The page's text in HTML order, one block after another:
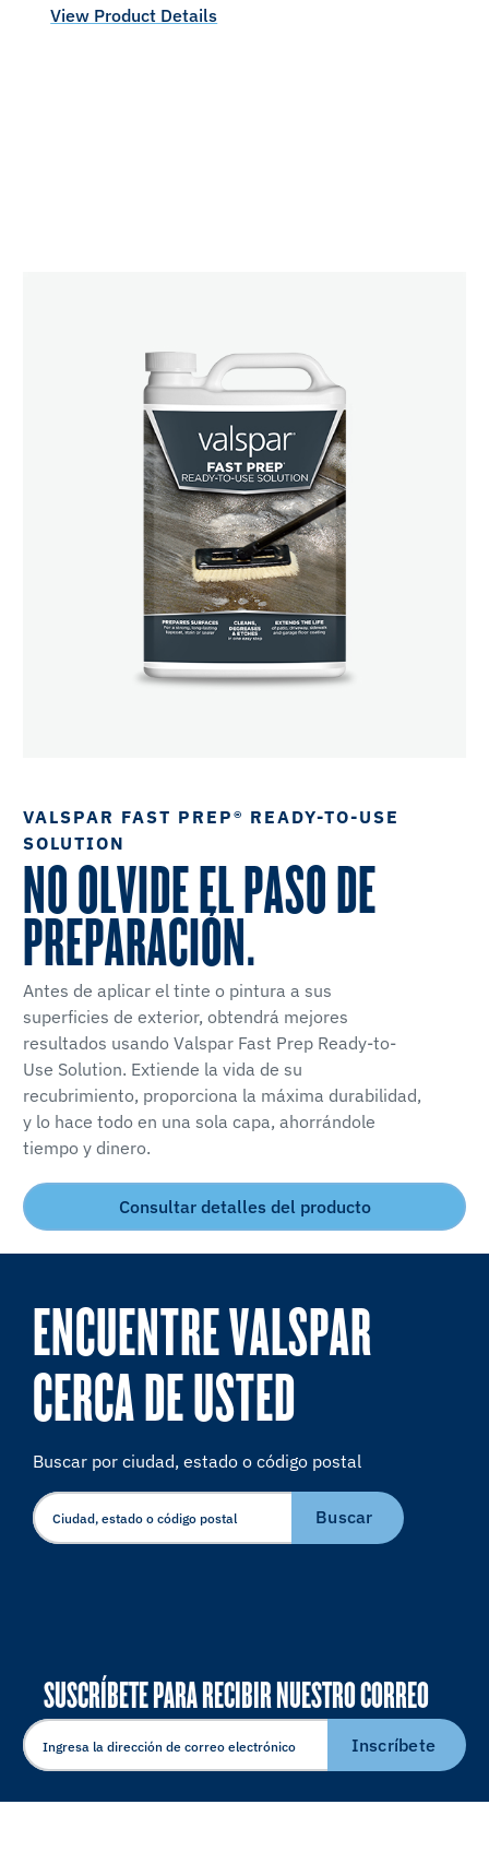
View Product Details
VALSPAR FAST PREP® READY-TO-USE
SOLUTION
NO OLVIDE EL PASO DE
PREPARACIÓN.
Antes de aplicar el tinte o pintura a sus
superficies de exterior, obtendrá mejores
resultados usando Valspar Fast Prep Ready-to-
Use Solution. Extiende la vida de su
recubrimiento, proporciona la máxima durabilidad,
y lo hace todo en una sola capa, ahorrándole
tiempo y dinero.
Consultar detalles del producto
ENCUENTRE VALSPAR
CERCA DE USTED
Buscar por ciudad, estado o código postal
Buscar
SUSCRÍBETE PARA RECIBIR NUESTRO CORREO
ELECTRÓNICO
Inscríbete